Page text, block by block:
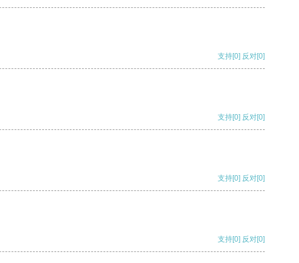
支持[0] 反对[0]
支持[0] 反对[0]
支持[0] 反对[0]
支持[0] 反对[0]